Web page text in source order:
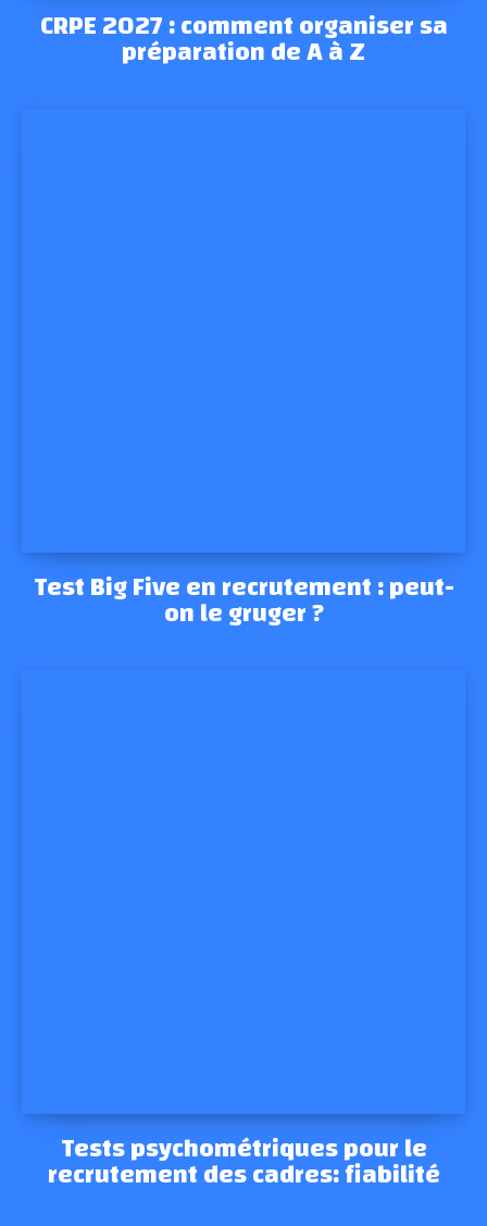
CRPE 2027 : comment organiser sa
préparation de A à Z
Test Big Five en recrutement : peut-
on le gruger ?
Tests psychométriques pour le
recrutement des cadres: fiabilité